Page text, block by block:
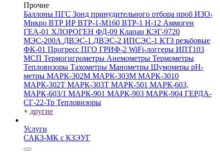
Прочие
Баллоны ПГС Зонд принудительного отбора проб ИЗО-
Микро ВТР ИР ВТР-1-М160 ВТР-1 Н-12 Аммоген
ГЕА-01 ХЛОРОГЕН ФД-09 Клапан КЭГ-9720
МЭС-200А ДВЭС-1 ДВЭС-2 ИПСЭС-1 КТЗ резьбовые
ФК-01 Прогресс ПГО ГРИФ-2 WiFi-логгеры ИПТ103
МСП Термогигрометры Анемометры Термометры
Тепловизоры Тахометры Манометры Шумомеры pH-
метры МАРК-302М МАРК-303М МАРК-3010
МАРК-302Т МАРК-303Т МАРК-501 МАРК-603,
МАРК-603/1 МАРК-901 МАРК-903 МАРК-904 ГЕРДА-
СГ-22-Тр Тепловизоры
+ другие
Услуги
САКЗ-МК с КЗЭУГ